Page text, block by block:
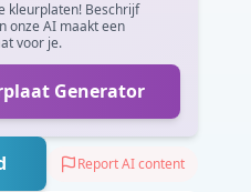
kleurplaten! Beschrijf
onze AI maakt een
voor je.
Generator
Report AI content